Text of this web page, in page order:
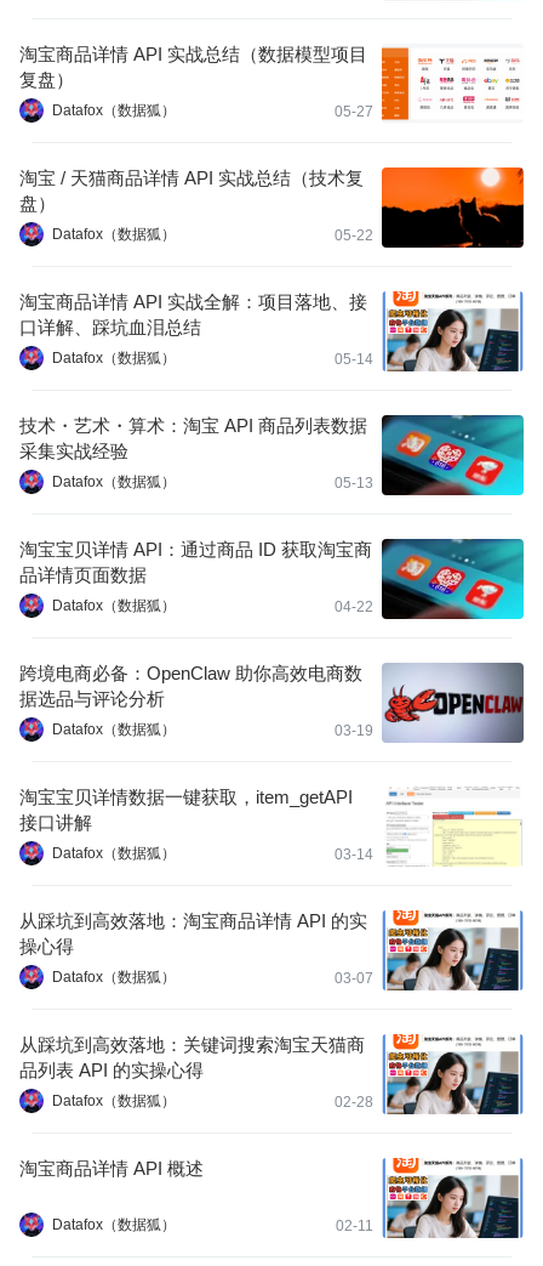
淘宝商品详情 API 实战总结（数据模型项目
复盘）
Datafox（数据狐） 05-27
淘宝 / 天猫商品详情 API 实战总结（技术复
盘）
Datafox（数据狐） 05-22
淘宝商品详情 API 实战全解：项目落地、接
口详解、踩坑血泪总结
Datafox（数据狐） 05-14
技术・艺术・算术：淘宝 API 商品列表数据
采集实战经验
Datafox（数据狐） 05-13
淘宝宝贝详情 API：通过商品 ID 获取淘宝商
品详情页面数据
Datafox（数据狐） 04-22
跨境电商必备：OpenClaw 助你高效电商数
据选品与评论分析
Datafox（数据狐） 03-19
淘宝宝贝详情数据一键获取，item_getAPI
接口讲解
Datafox（数据狐） 03-14
从踩坑到高效落地：淘宝商品详情 API 的实
操心得
Datafox（数据狐） 03-07
从踩坑到高效落地：关键词搜索淘宝天猫商
品列表 API 的实操心得
Datafox（数据狐） 02-28
淘宝商品详情 API 概述
Datafox（数据狐） 02-11